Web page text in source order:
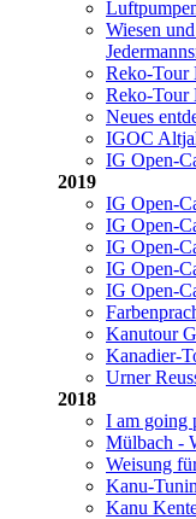
Wiesen
Reko-Tour
Reko-Tour
Neues
IGOC
IG Open-
2019
IG Open-
IG Open-
IG Open-
IG Open-
IG Open-
Kanutour
Kanadier-
Urner
2018
I am going
Mülbach -
Weisung
Kanu-
Kanu